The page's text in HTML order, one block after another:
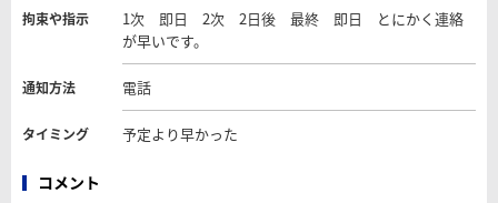
拘束や指示
1次 即日 2次 2日後 最終 即日 とにかく連絡
が早いです。
通知方法 電話
タイミング 予定より早かった
コメント